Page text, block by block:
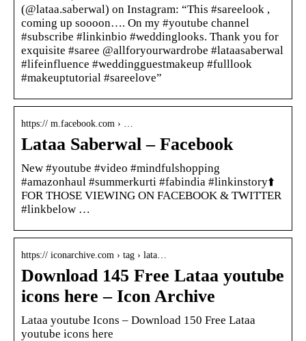
(@lataa.saberwal) on Instagram: “This #sareelook ,
coming up soooon…. On my #youtube channel
#subscribe #linkinbio #weddinglooks. Thank you for
exquisite #saree @allforyourwardrobe #lataasaberwal
#lifeinfluence #weddingguestmakeup #fulllook
#makeuptutorial #sareelove”
https:// m.facebook.com › …
Lataa Saberwal – Facebook
New #youtube #video #mindfulshopping
#amazonhaul #summerkurti #fabindia #linkinstory⬆️
FOR THOSE VIEWING ON FACEBOOK & TWITTER
#linkbelow …
https:// iconarchive.com › tag › lata…
Download 145 Free Lataa youtube
icons here – Icon Archive
Lataa youtube Icons – Download 150 Free Lataa
youtube icons here